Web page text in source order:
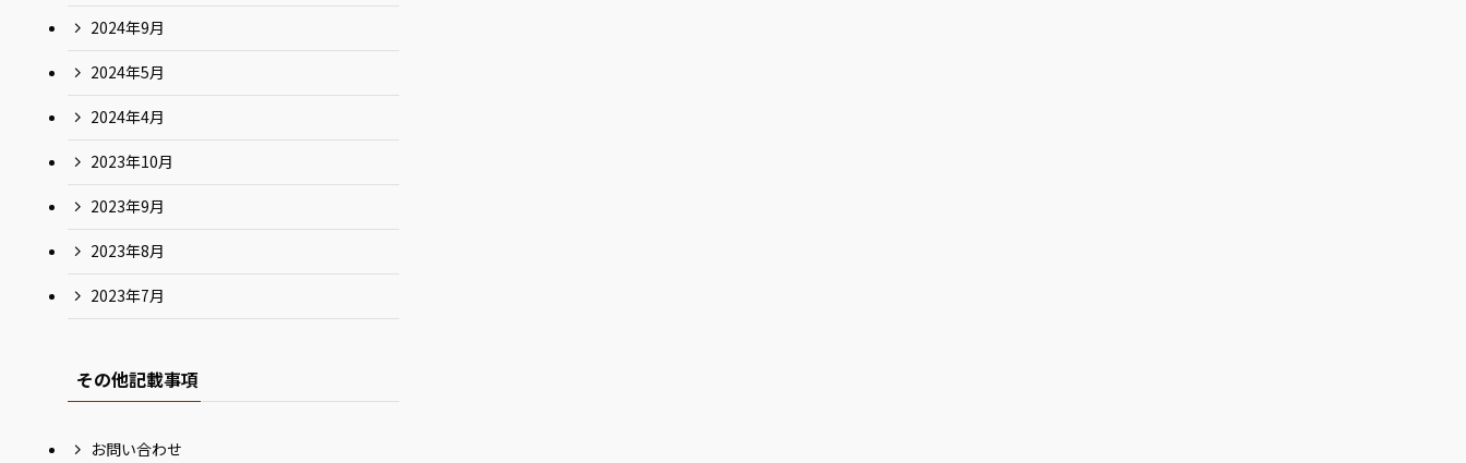
2024年9月
2024年5月
2024年4月
2023年10月
2023年9月
2023年8月
2023年7月
その他記載事項
お問い合わせ